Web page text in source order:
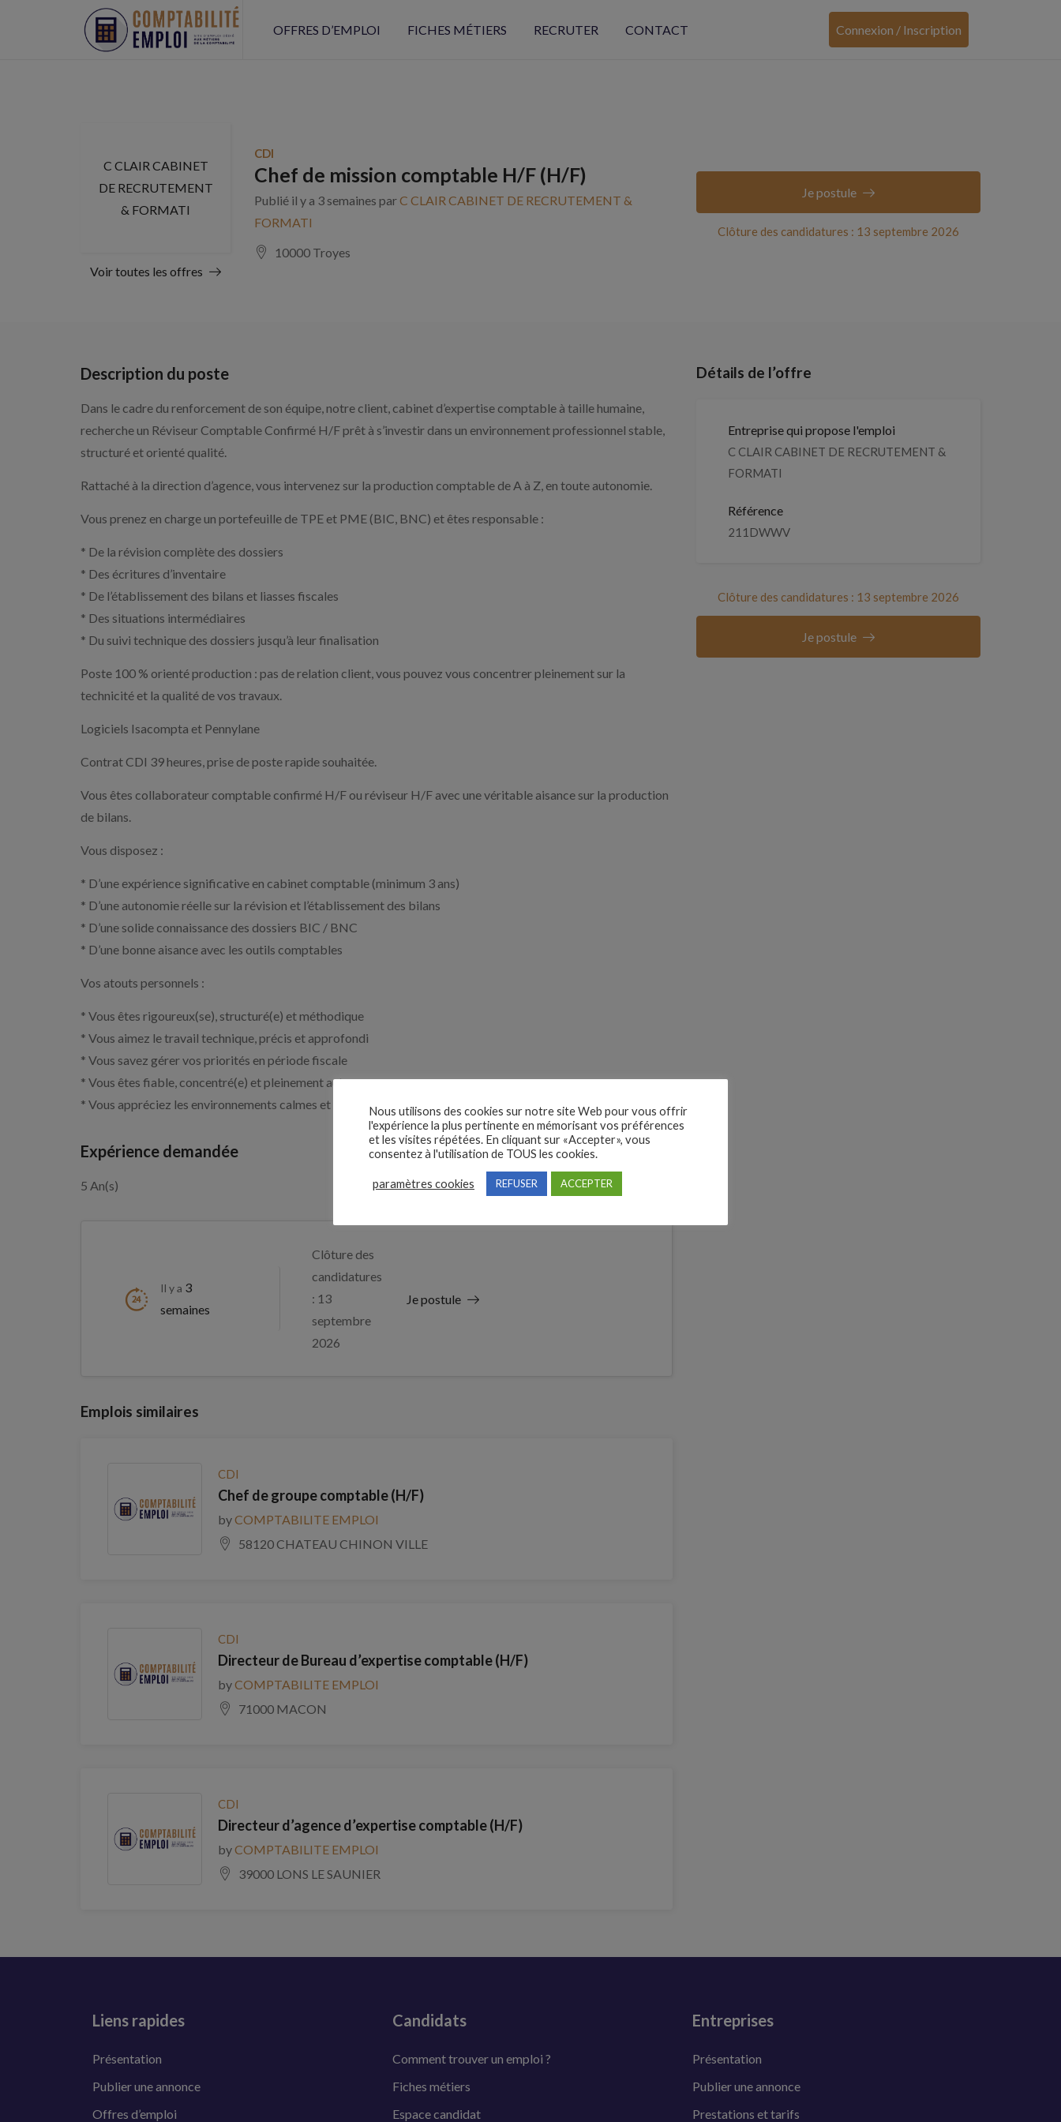
OFFRES D’EMPLOI FICHES MÉTIERS RECRUTER CONTACT Connexion / Inscription
C CLAIR CABINET
DE RECRUTEMENT
& FORMATI
Voir toutes les offres
CDI
Chef de mission comptable H/F (H/F)
Publié il y a 3 semaines parC CLAIR CABINET DE RECRUTEMENT &
FORMATI
10000 Troyes
Clôture des candidatures : 13 septembre 2026
Je postule
Description du poste
Dans le cadre du renforcement de son équipe, notre client, cabinet d’expertise comptable à taille humaine,
recherche un Réviseur Comptable Confirmé H/F prêt à s’investir dans un environnement professionnel stable,
structuré et orienté qualité.
Rattaché à la direction d’agence, vous intervenez sur la production comptable de A à Z, en toute autonomie.
Vous prenez en charge un portefeuille de TPE et PME (BIC, BNC) et êtes responsable :
* De la révision complète des dossiers
* Des écritures d’inventaire
* De l’établissement des bilans et liasses fiscales
* Des situations intermédiaires
* Du suivi technique des dossiers jusqu’à leur finalisation
Poste 100 % orienté production : pas de relation client, vous pouvez vous concentrer pleinement sur la
technicité et la qualité de vos travaux.
Logiciels Isacompta et Pennylane
Contrat CDI 39 heures, prise de poste rapide souhaitée.
Vous êtes collaborateur comptable confirmé H/F ou réviseur H/F avec une véritable aisance sur la production
de bilans.
Vous disposez :
* D’une expérience significative en cabinet comptable (minimum 3 ans)
* D’une autonomie réelle sur la révision et l’établissement des bilans
* D’une solide connaissance des dossiers BIC / BNC
* D’une bonne aisance avec les outils comptables
Vos atouts personnels :
* Vous êtes rigoureux(se), structuré(e) et méthodique
* Vous aimez le travail technique, précis et approfondi
* Vous savez gérer vos priorités en période fiscale
* Vous êtes fiable, concentré(e) et pleinement autonome
* Vous appréciez les environnements calmes et bien organisés
Expérience demandée
5 An(s)
Il y a 3
semaines
Clôture des
candidatures
: 13
septembre
2026
Je postule
Emplois similaires
CDI
Chef de groupe comptable (H/F)
byCOMPTABILITE EMPLOI
58120 CHATEAU CHINON VILLE
CDI
Directeur de Bureau d’expertise comptable (H/F)
byCOMPTABILITE EMPLOI
71000 MACON
CDI
Directeur d’agence d’expertise comptable (H/F)
byCOMPTABILITE EMPLOI
39000 LONS LE SAUNIER
Détails de l’offre
Entreprise qui propose l'emploi
C CLAIR CABINET DE RECRUTEMENT &
FORMATI
Référence
211DWWV
Clôture des candidatures : 13 septembre 2026
Je postule
Liens rapides
Présentation
Publier une annonce
Offres d’emploi
Candidats
Comment trouver un emploi ?
Fiches métiers
Espace candidat
Entreprises
Présentation
Publier une annonce
Prestations et tarifs
Nous utilisons des cookies sur notre site Web pour vous offrir
l'expérience la plus pertinente en mémorisant vos préférences
et les visites répétées. En cliquant sur «Accepter», vous
consentez à l'utilisation de TOUS les cookies.
paramètres cookies REFUSER ACCEPTER